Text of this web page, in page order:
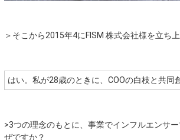
＞そこから2015年4にFISM 株式会社様を立ち
はい。私が28歳のときに、COOの白枝と共同
>3つの理念のもとに、事業でインフルエンサ
ぜですか？